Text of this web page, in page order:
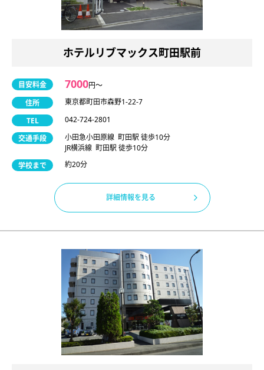
ホテルリブマックス町田駅前
目安料金 7000円〜
住所
東京都町田市森野1-22-7
TEL
042-724-2801
交通手段
小田急小田原線 町田駅 徒歩10分
JR横浜線 町田駅 徒歩10分
学校まで
約20分
詳細情報を見る